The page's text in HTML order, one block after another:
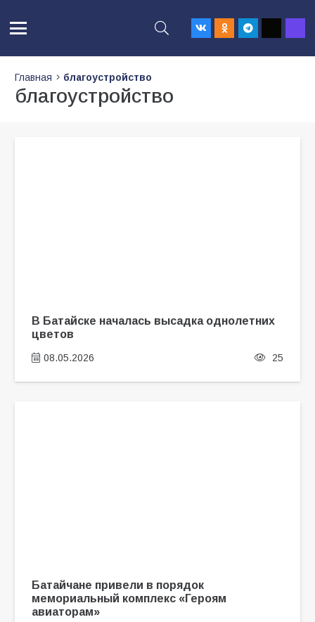
Главная благоустройство
благоустройство
В Батайске началась высадка однолетних
цветов
08.05.2026 25
Батайчане привели в порядок
мемориальный комплекс «Героям
авиаторам»